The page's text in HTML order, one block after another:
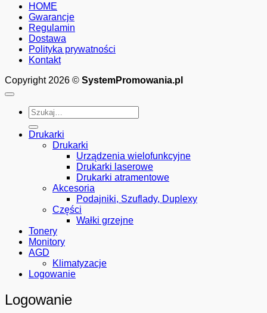
HOME
Gwarancje
Regulamin
Dostawa
Polityka prywatności
Kontakt
Copyright 2026 © SystemPromowania.pl
Szukaj:
Drukarki
Drukarki
Urządzenia wielofunkcyjne
Drukarki laserowe
Drukarki atramentowe
Akcesoria
Podajniki, Szuflady, Duplexy
Części
Wałki grzejne
Tonery
Monitory
AGD
Klimatyzacje
Logowanie
Logowanie